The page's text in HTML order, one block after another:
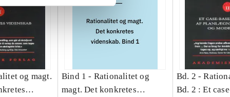
og magt.
Bind 1 - Rationalitet og
magt. Det konkretes
Bd. 2 -
Bd. 2 : Et